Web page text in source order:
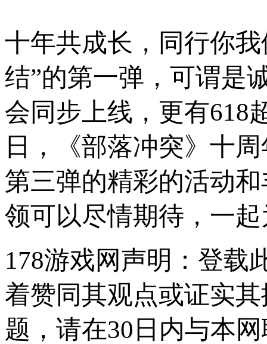
十年共成长，同行你
结”的第一弹，可谓是
会同步上线，更有618
日，《部落冲突》十
第三弹的精彩的活动
领可以尽情期待，一
178游戏网声明：登载
着赞同其观点或证实
题，请在30日内与本